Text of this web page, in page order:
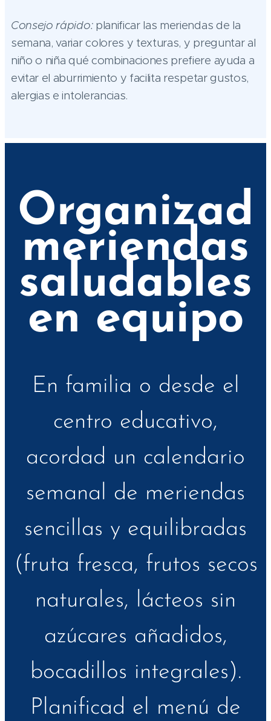
Consejo rápido:planificar las meriendas de la
semana, variar colores y texturas, y preguntar al
niño o niña qué combinaciones prefiere ayuda a
evitar el aburrimiento y facilita respetar gustos,
alergias e intolerancias.
Organizad
meriendas
saludables
en equipo
En familia o desde el
centro educativo,
acordad un calendario
semanal de meriendas
sencillas y equilibradas
(fruta fresca, frutos secos
naturales, lácteos sin
azúcares añadidos,
bocadillos integrales).
Planificad el menú de